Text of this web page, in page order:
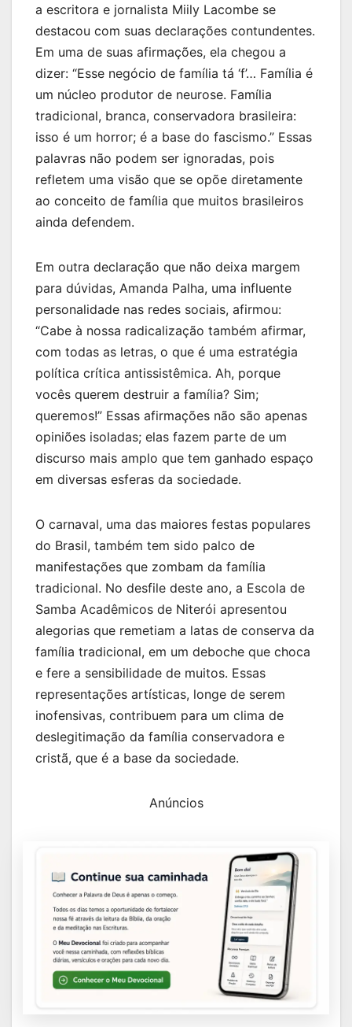
a escritora e jornalista Miily Lacombe se
destacou com suas declarações contundentes.
Em uma de suas afirmações, ela chegou a
dizer: “Esse negócio de família tá ‘f’… Família é
um núcleo produtor de neurose. Família
tradicional, branca, conservadora brasileira:
isso é um horror; é a base do fascismo.” Essas
palavras não podem ser ignoradas, pois
refletem uma visão que se opõe diretamente
ao conceito de família que muitos brasileiros
ainda defendem.
Em outra declaração que não deixa margem
para dúvidas, Amanda Palha, uma influente
personalidade nas redes sociais, afirmou:
“Cabe à nossa radicalização também afirmar,
com todas as letras, o que é uma estratégia
política crítica antissistêmica. Ah, porque
vocês querem destruir a família? Sim;
queremos!” Essas afirmações não são apenas
opiniões isoladas; elas fazem parte de um
discurso mais amplo que tem ganhado espaço
em diversas esferas da sociedade.
O carnaval, uma das maiores festas populares
do Brasil, também tem sido palco de
manifestações que zombam da família
tradicional. No desfile deste ano, a Escola de
Samba Acadêmicos de Niterói apresentou
alegorias que remetiam a latas de conserva da
família tradicional, em um deboche que choca
e fere a sensibilidade de muitos. Essas
representações artísticas, longe de serem
inofensivas, contribuem para um clima de
deslegitimação da família conservadora e
cristã, que é a base da sociedade.
Anúncios